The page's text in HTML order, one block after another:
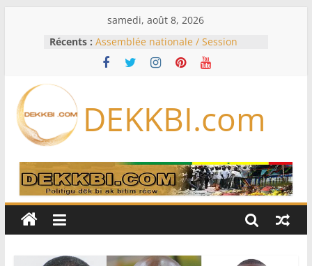
samedi, août 8, 2026
Récents : Assemblée nationale / Session
extraordinaire: Six commissions
d’enquête à l’ordre du jour ce lundi
Bénin: Patrice Talon élu président
du Sénat, moins de trois mois
Pakistan et la Turquie signent un
accord de défense
RD Congo: Kinshasa interdit les
exportations de cuivre et de cobalt
production
DEKKBI.com